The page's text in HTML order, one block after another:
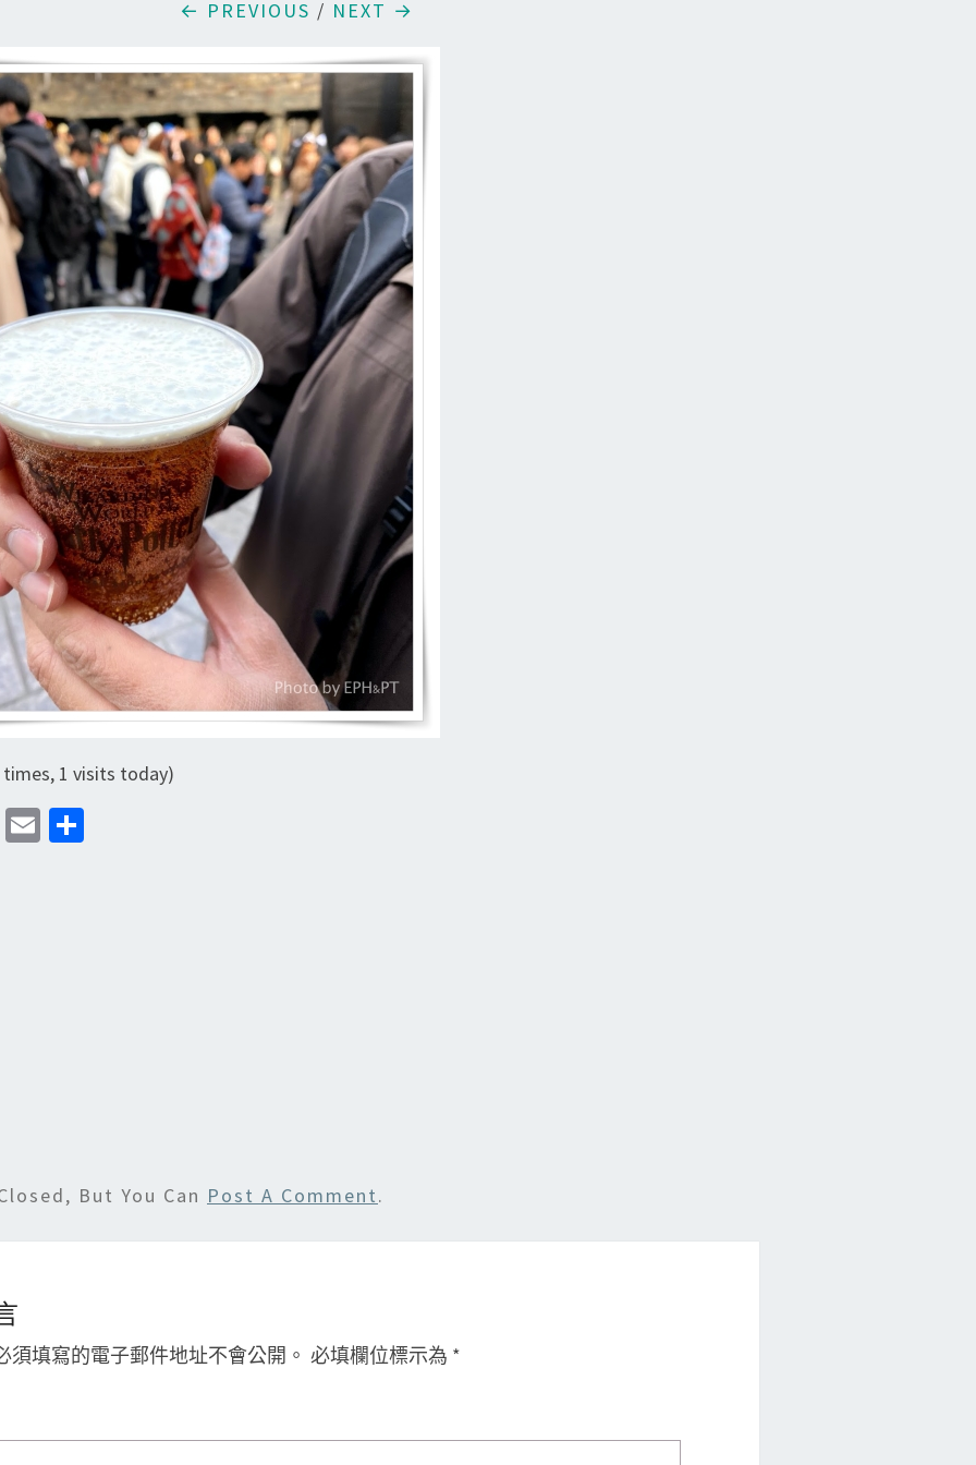
← PREVIOUS / NEXT →
times, 1 visits today)
M E
But You Can Post A Comment.
須填寫的電子郵件地址不會公開。 必填欄位標示為 *